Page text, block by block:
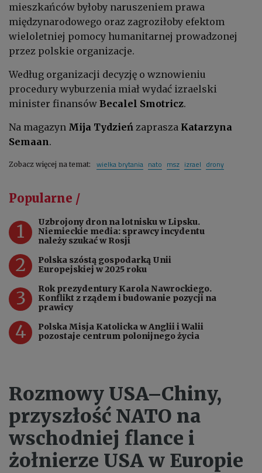
mieszkańców byłoby naruszeniem prawa
międzynarodowego oraz zagroziłoby efektom
wieloletniej pomocy humanitarnej prowadzonej
przez polskie organizacje.
Według organizacji decyzję o wznowieniu
procedury wyburzenia miał wydać izraelski
minister finansów Becalel Smotricz.
Na magazyn Mija Tydzień zaprasza Katarzyna
Semaan.
Zobacz więcej na temat: wielka brytania nato msz izrael drony
Popularne /
1
Uzbrojony dron na lotnisku w Lipsku.
Niemieckie media: sprawcy incydentu
należy szukać w Rosji
2
Polska szóstą gospodarką Unii
Europejskiej w 2025 roku
3
Rok prezydentury Karola Nawrockiego.
Konflikt z rządem i budowanie pozycji na
prawicy
4
Polska Misja Katolicka w Anglii i Walii
pozostaje centrum polonijnego życia
Rozmowy USA–Chiny,
przyszłość NATO na
wschodniej flance i
żołnierze USA w Europie